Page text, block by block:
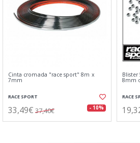
Cinta cromada "race sport" 8m x
7mm
RACE SPORT
33,49€ 37,40€ - 10%
8mm
RACE